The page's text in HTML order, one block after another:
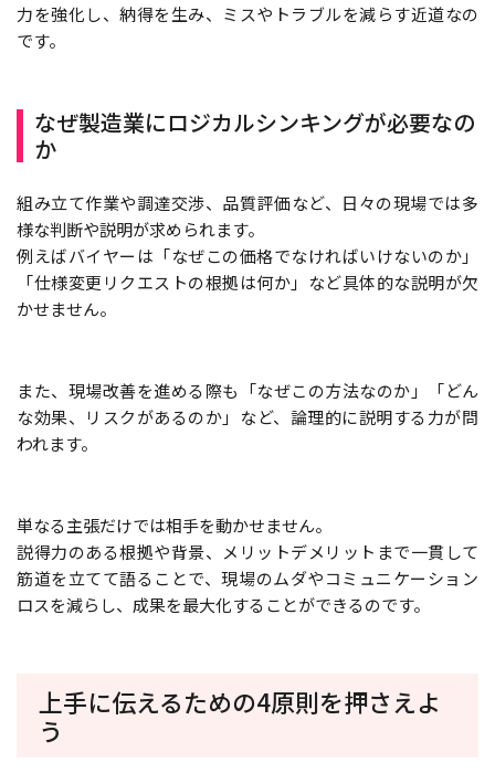
力を強化し、納得を生み、ミスやトラブルを減らす近道なの
です。
なぜ製造業にロジカルシンキングが必要なの
か
組み立て作業や調達交渉、品質評価など、日々の現場では多
様な判断や説明が求められます。
例えばバイヤーは「なぜこの価格でなければいけないのか」
「仕様変更リクエストの根拠は何か」など具体的な説明が欠
かせません。
また、現場改善を進める際も「なぜこの方法なのか」「どん
な効果、リスクがあるのか」など、論理的に説明する力が問
われます。
単なる主張だけでは相手を動かせません。
説得力のある根拠や背景、メリットデメリットまで一貫して
筋道を立てて語ることで、現場のムダやコミュニケーション
ロスを減らし、成果を最大化することができるのです。
上手に伝えるための4原則を押さえよ
う